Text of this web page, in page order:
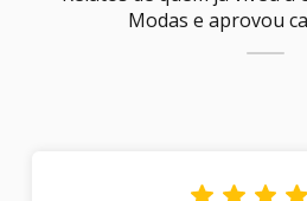
Modas e aprovou